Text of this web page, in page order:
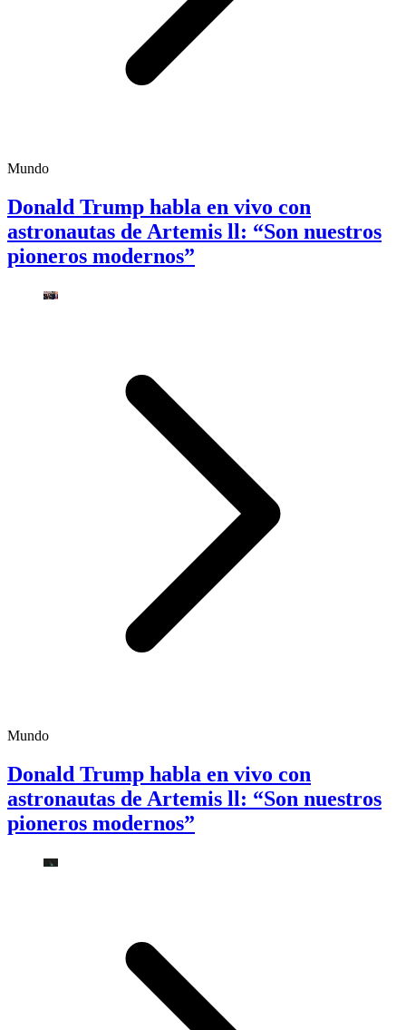
Mundo
Donald Trump habla en vivo con
astronautas de Artemis ll: “Son nuestros
pioneros modernos”
Mundo
Donald Trump habla en vivo con
astronautas de Artemis ll: “Son nuestros
pioneros modernos”